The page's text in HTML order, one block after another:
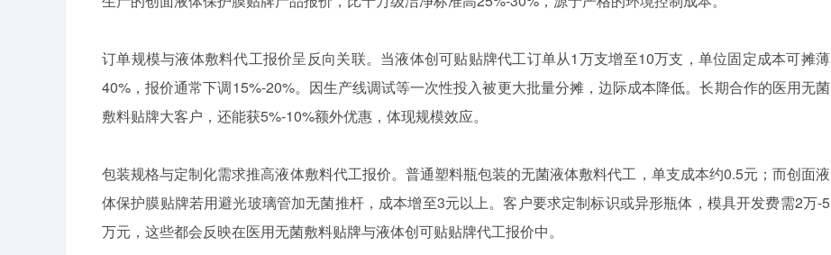
订单规模与液体敷料代工报价呈反向关联。当液体创可贴贴牌代工订单从1万支增至10万支，单位固定成本可摊薄
40%，报价通常下调15%-20%。因生产线调试等一次性投入被更大批量分摊，边际成本降低。长期合作的医用无菌
敷料贴牌大客户，还能获5%-10%额外优惠，体现规模效应。
包装规格与定制化需求推高液体敷料代工报价。普通塑料瓶包装的无菌液体敷料代工，单支成本约0.5元；而创面液
体保护膜贴牌若用避光玻璃管加无菌推杆，成本增至3元以上。客户要求定制标识或异形瓶体，模具开发费需2万-5
万元，这些都会反映在医用无菌敷料贴牌与液体创可贴贴牌代工报价中。